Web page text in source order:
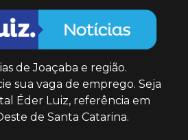
de Joaçaba e região.
sua vaga de emprego. Seja
Éder Luiz, referência em
de Santa Catarina.